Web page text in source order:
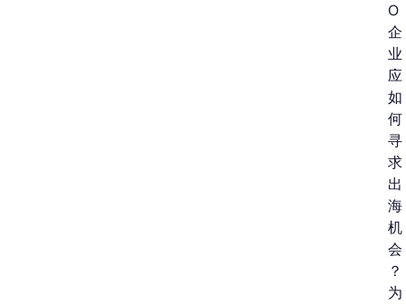
O
企
业
应
如
何
寻
求
出
海
机
会
？
为